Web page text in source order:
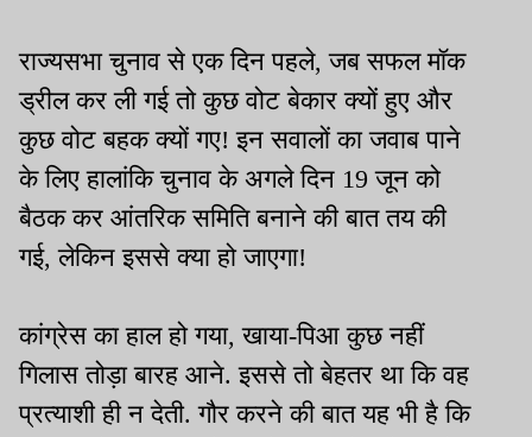
राज्यसभा चुनाव से एक दिन पहले, जब सफल मॉक
ड्रील कर ली गई तो कुछ वोट बेकार क्यों हुए और
कुछ वोट बहक क्यों गए! इन सवालों का जवाब पाने
के लिए हालांकि चुनाव के अगले दिन 19 जून को
बैठक कर आंतरिक समिति बनाने की बात तय की
गई, लेकिन इससे क्या हो जाएगा!
कांग्रेस का हाल हो गया, खाया-पिआ कुछ नहीं
गिलास तोड़ा बारह आने. इससे तो बेहतर था कि वह
प्रत्याशी ही न देती. गौर करने की बात यह भी है कि